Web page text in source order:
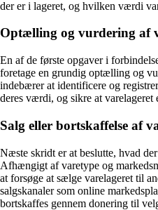
der er i lageret, og hvilken værdi
Optælling og vurdering af
En af de første opgaver i
foretage en grundig optælling og
indebærer at identificere og
deres værdi, og sikre at varelageret
Salg eller bortskaffelse af
Næste skridt er at beslutte, hvad
Afhængigt af varetype og
at forsøge at sælge varelageret til
salgskanaler som online
bortskaffes gennem donering til